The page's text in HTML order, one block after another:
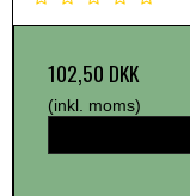
102,50 DKK
(inkl. moms)